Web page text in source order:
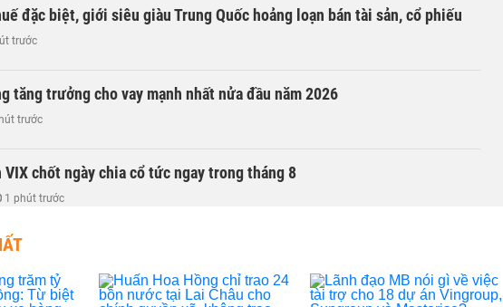
đặc biệt, giới siêu giàu Trung Quốc hoảng loạn bán tài sản, cổ phiếu
trước
tăng trưởng cho vay mạnh nhất nửa đầu năm 2026
trước
VIX chốt ngày chia cổ tức ngay trong tháng 8
1 phút trước
tỷ đồng vốn ngoại trong phiên thứ hai lên HOSE
1 phút trước